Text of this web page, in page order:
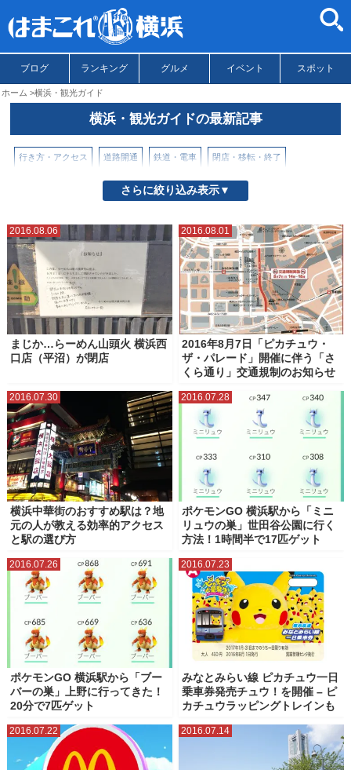
ブログ ランキング グルメ イベント スポット
ホーム 横浜・観光ガイド
横浜・観光ガイドの最新記事
行き方・アクセス 道路開通 鉄道・電車 閉店・移転・終了
さらに絞り込み表示▼
2016.08.06
まじか…らーめん山頭火 横浜西
口店（平沼）が閉店
2016.08.01
2016年8月7日「ピカチュウ・
ザ・パレード」開催に伴う「さ
くら通り」交通規制のお知らせ
2016.07.30
横浜中華街のおすすめ駅は？地
元の人が教える効率的アクセス
と駅の選び方
2016.07.28
ポケモンGO 横浜駅から「ミニ
リュウの巣」世田谷公園に行く
方法！1時間半で17匹ゲット
2016.07.26
ポケモンGO 横浜駅から「ブー
バーの巣」上野に行ってきた！
20分で7匹ゲット
2016.07.23
みなとみらい線 ピカチュウ一日
乗車券発売チュウ！を開催 – ピ
カチュウラッピングトレインも
2016.07.22 2016.07.14